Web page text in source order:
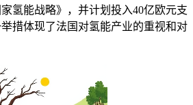
氢能战略》，并计划投入40亿欧元支
措体现了法国对氢能产业的重视和对